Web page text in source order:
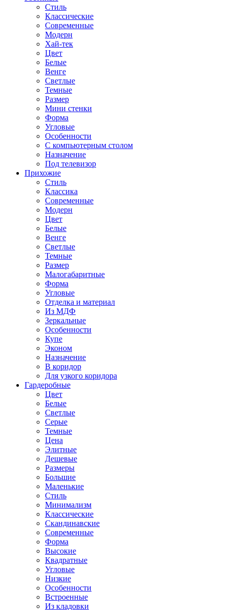
Стиль
Классические
Современные
Модерн
Хай-тек
Цвет
Белые
Венге
Светлые
Темные
Размер
Мини стенки
Форма
Угловые
Особенности
С компьютерным столом
Назначение
Под телевизор
Прихожие
Стиль
Классика
Современные
Модерн
Цвет
Белые
Венге
Светлые
Темные
Размер
Малогабаритные
Форма
Угловые
Отделка и материал
Из МДФ
Зеркальные
Особенности
Купе
Эконом
Назначение
В коридор
Для узкого коридора
Гардеробные
Цвет
Белые
Светлые
Серые
Темные
Цена
Элитные
Дешевые
Размеры
Большие
Маленькие
Стиль
Минимализм
Классические
Скандинавские
Современные
Форма
Высокие
Квадратные
Угловые
Низкие
Особенности
Встроенные
Из кладовки